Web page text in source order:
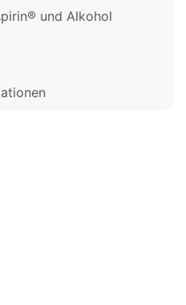
und Alkohol